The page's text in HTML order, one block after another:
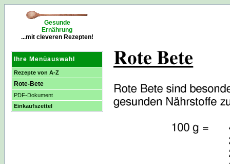
Gesunde
Ernährung
...mit cleveren Rezepten!
Ihre Menüauswahl
Rezepte von A-Z
Rote-Bete
PDF-Dokument
Einkaufszettel